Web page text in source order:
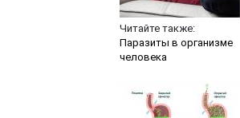
Читайте также:
Паразиты в организме
человека